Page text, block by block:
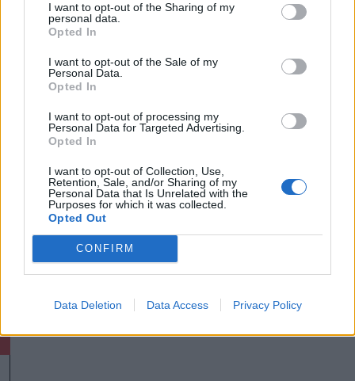
I want to opt-out of the Sharing of my
personal data.
Opted In
I want to opt-out of the Sale of my
Personal Data.
Opted In
I want to opt-out of processing my
Personal Data for Targeted Advertising.
Opted In
I want to opt-out of Collection, Use,
Retention, Sale, and/or Sharing of my
Personal Data that Is Unrelated with the
Purposes for which it was collected.
Opted Out
CONFIRM
Data Deletion Data Access Privacy Policy
Putyin egy NATO-tagállam
megtámadására készül az
Kulcsjátékosok nélkül készül a
Farul az FK Csíkszereda ellen
Nőileg
Sándor Ella: Na, indíts, s
menjünk!